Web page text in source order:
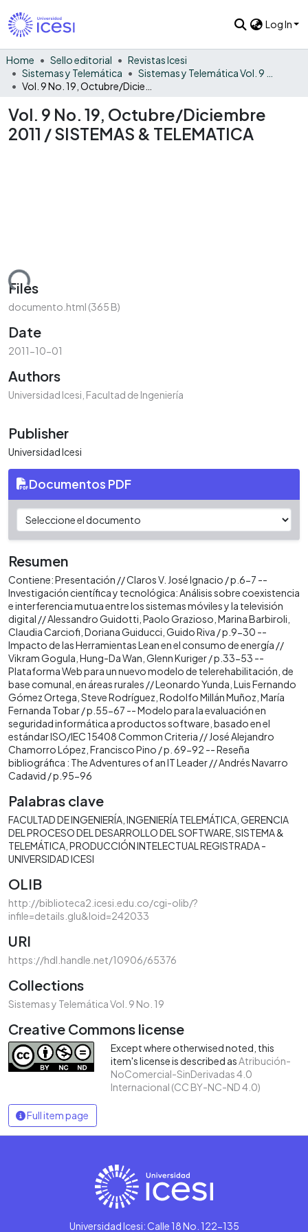
Log In
Home Sello editorial
Revistas Icesi
Sistemas y Telemática
Vol. 9 No. 19, Octubre/Diciembre
2011 / SISTEMAS & TELEMATICA
Files
documento.html (365 B)
Date
2011-10-01
Authors
Universidad Icesi, Facultad de Ingeniería
Publisher
Universidad Icesi
Documentos PDF
Resumen
Contiene: Presentación // Claros V. José Ignacio / p.6-7 --
Investigación científica y tecnológica: Análisis sobre coexistencia
e interferencia mutua entre los sistemas móviles y la televisión
digital // Alessandro Guidotti, Paolo Grazioso, Marina Barbiroli,
Claudia Carciofi, Doriana Guiducci, Guido Riva / p.9-30 --
Impacto de las Herramientas Lean en el consumo de energía //
Vikram Gogula, Hung-Da Wan, Glenn Kuriger / p.33-53 --
Plataforma Web para un nuevo modelo de telerehabilitación, de
base comunal, en áreas rurales // Leonardo Yunda, Luis Fernando
Gómez Ortega, Steve Rodríguez, Rodolfo Millán Muñoz, María
Fernanda Tobar / p.55-67 -- Modelo para la evaluación en
seguridad informática a productos software, basado en el
estándar ISO/IEC 15408 Common Criteria // José Alejandro
Chamorro López, Francisco Pino / p. 69-92 -- Reseña
bibliográfica : The Adventures of an IT Leader // Andrés Navarro
Cadavid / p.95-96
Palabras clave
FACULTAD DE INGENIERÍA INGENIERÍA TELEMÁTICA GERENCIA
DEL PROCESO DEL DESARROLLO DEL SOFTWARE SISTEMA &
TELEMÁTICA PRODUCCIÓN INTELECTUAL REGISTRADA -
UNIVERSIDAD ICESI
OLIB
http://biblioteca2.icesi.edu.co/cgi-olib/?
infile=details.glu&loid=242033
URI
https://hdl.handle.net/10906/65376
Collections
Sistemas y Telemática Vol. 9 No. 19
Creative Commons license
Except where otherwised noted, this
item's license is described asAtribución-
NoComercial-SinDerivadas 4.0
Internacional (CC BY-NC-ND 4.0)
Full item page
Universidad Icesi: Calle 18 No. 122-135